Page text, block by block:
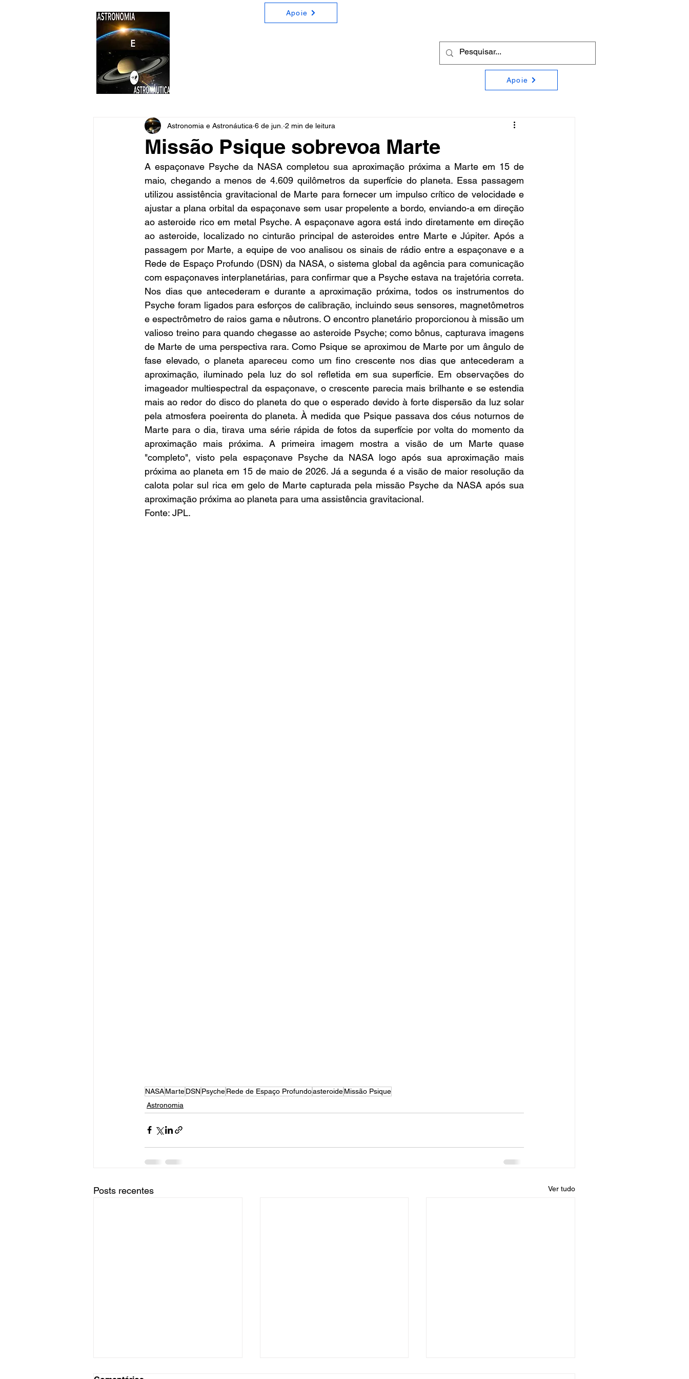
Apoie
Apoie
Missão Psique sobrevoa Marte
Astronomia e Astronáutica 6 de jun. 2 min de leitura
A espaçonave Psyche da NASA completou sua aproximação próxima a Marte em 15 de
maio, chegando a menos de 4.609 quilômetros da superfície do planeta. Essa passagem
utilizou assistência gravitacional de Marte para fornecer um impulso crítico de velocidade e
ajustar a plana orbital da espaçonave sem usar propelente a bordo, enviando-a em direção
ao asteroide rico em metal Psyche. A espaçonave agora está indo diretamente em direção
ao asteroide, localizado no cinturão principal de asteroides entre Marte e Júpiter. Após a
passagem por Marte, a equipe de voo analisou os sinais de rádio entre a espaçonave e a
Rede de Espaço Profundo (DSN) da NASA, o sistema global da agência para comunicação
com espaçonaves interplanetárias, para confirmar que a Psyche estava na trajetória correta.
Nos dias que antecederam e durante a aproximação próxima, todos os instrumentos do
Psyche foram ligados para esforços de calibração, incluindo seus sensores, magnetômetros
e espectrômetro de raios gama e nêutrons. O encontro planetário proporcionou à missão um
valioso treino para quando chegasse ao asteroide Psyche; como bônus, capturava imagens
de Marte de uma perspectiva rara. Como Psique se aproximou de Marte por um ângulo de
fase elevado, o planeta apareceu como um fino crescente nos dias que antecederam a
aproximação, iluminado pela luz do sol refletida em sua superfície. Em observações do
imageador multiespectral da espaçonave, o crescente parecia mais brilhante e se estendia
mais ao redor do disco do planeta do que o esperado devido à forte dispersão da luz solar
pela atmosfera poeirenta do planeta. À medida que Psique passava dos céus noturnos de
Marte para o dia, tirava uma série rápida de fotos da superfície por volta do momento da
aproximação mais próxima. A primeira imagem mostra a visão de um Marte quase
"completo", visto pela espaçonave Psyche da NASA logo após sua aproximação mais
próxima ao planeta em 15 de maio de 2026. Já a segunda é a visão de maior resolução da
calota polar sul rica em gelo de Marte capturada pela missão Psyche da NASA após sua
aproximação próxima ao planeta para uma assistência gravitacional.
Fonte: JPL.
NASAMarteDSN PsycheRede de Espaço ProfundoasteroideMissão Psique
Astronomia
Posts recentes Ver tudo